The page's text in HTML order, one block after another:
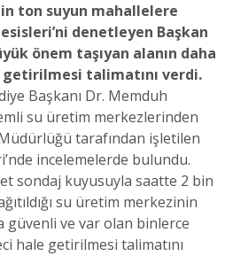
ton suyun mahallelere
denetleyen Başkan
önem taşıyan alanın daha
talimatını verdi.
Başkanı Dr. Memduh
su üretim merkezlerinden
tarafından işletilen
incelemelerde bulundu.
sondaj kuyusuyla saatte 2 bin
su üretim merkezinin
güvenli ve var olan binlerce
hale getirilmesi talimatını